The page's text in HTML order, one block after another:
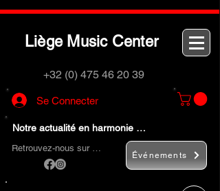
Liège M usic Center
+32 (0) 475 46 20 39
Se Connecter
Notre actualité en harmonie …
Retrouvez-nous sur …
Événements